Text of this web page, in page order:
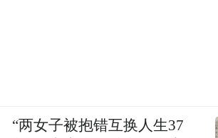
“两女子被抱错互换人生37